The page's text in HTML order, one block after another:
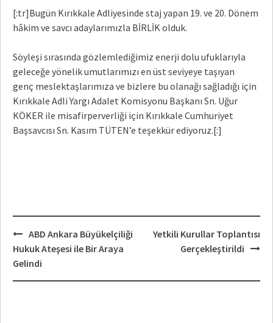
[:tr]Bugün Kırıkkale Adliyesinde staj yapan 19. ve 20. Dönem
hâkim ve savcı adaylarımızla BİRLİK olduk.
Söyleşi sırasında gözlemlediğimiz enerji dolu ufuklarıyla
geleceğe yönelik umutlarımızı en üst seviyeye taşıyan
genç meslektaşlarımıza ve bizlere bu olanağı sağladığı için
Kırıkkale Adli Yargı Adalet Komisyonu Başkanı Sn. Uğur
KÖKER ile misafirperverliği için Kırıkkale Cumhuriyet
Başsavcısı Sn. Kasım TÜTEN’e teşekkür ediyoruz.[:]
Post
navigation
ABD Ankara Büyükelçiliği
Hukuk Ateşesi ile Bir Araya
Gelindi
Yetkili Kurullar Toplantısı
Gerçekleştirildi